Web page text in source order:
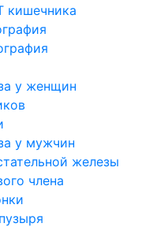
кишечника
у женщин
у мужчин
железы
члена